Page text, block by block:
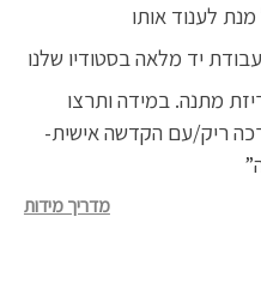
לענוד אותו
יד מלאה בסטודיו שלנו
מתנה. במידה ותרצו
ריק/עם הקדשה אישית-
מדריך מידות